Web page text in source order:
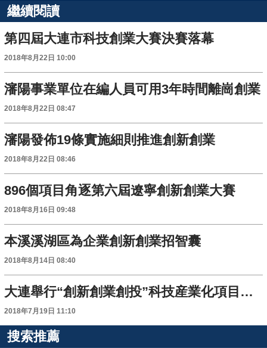
繼續閱讀
第四屆大連市科技創業大賽決賽落幕
2018年8月22日 10:00
瀋陽事業單位在編人員可用3年時間離崗創業
2018年8月22日 08:47
瀋陽發佈19條實施細則推進創新創業
2018年8月22日 08:46
896個項目角逐第六屆遼寧創新創業大賽
2018年8月16日 09:48
本溪溪湖區為企業創新創業招智囊
2018年8月14日 08:40
大連舉行“創新創業創投”科技産業化項目推介會
2018年7月19日 11:10
搜索推薦